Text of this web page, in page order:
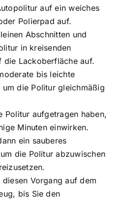
auf ein weiches
Polierpad auf.
Abschnitten und
in kreisenden
die Lackoberfläche auf.
bis leichte
um die Politur gleichmäßig
Politur aufgetragen haben,
Minuten einwirken.
ein sauberes
die Politur abzuwischen
Vorgang auf dem
bis Sie den